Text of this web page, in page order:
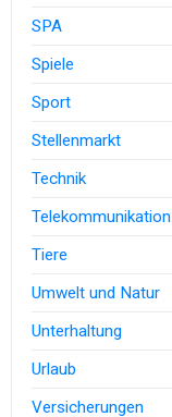
SPA
Spiele
Sport
Stellenmarkt
Technik
Telekommunikation
Tiere
Umwelt und Natur
Unterhaltung
Urlaub
Versicherungen